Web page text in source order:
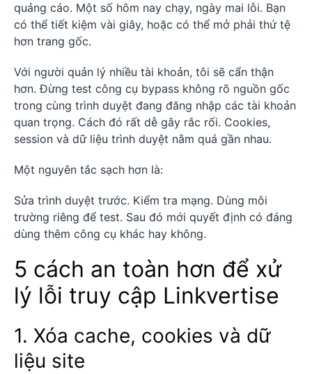
quảng cáo. Một số hôm nay chạy, ngày mai lỗi. Bạn
có thể tiết kiệm vài giây, hoặc có thể mở phải thứ tệ
hơn trang gốc.
Với người quản lý nhiều tài khoản, tôi sẽ cẩn thận
hơn. Đừng test công cụ bypass không rõ nguồn gốc
trong cùng trình duyệt đang đăng nhập các tài khoản
quan trọng. Cách đó rất dễ gây rắc rối. Cookies,
session và dữ liệu trình duyệt nằm quá gần nhau.
Một nguyên tắc sạch hơn là:
Sửa trình duyệt trước. Kiểm tra mạng. Dùng môi
trường riêng để test. Sau đó mới quyết định có đáng
dùng thêm công cụ khác hay không.
5 cách an toàn hơn để xử
lý lỗi truy cập Linkvertise
1. Xóa cache, cookies và dữ
liệu site